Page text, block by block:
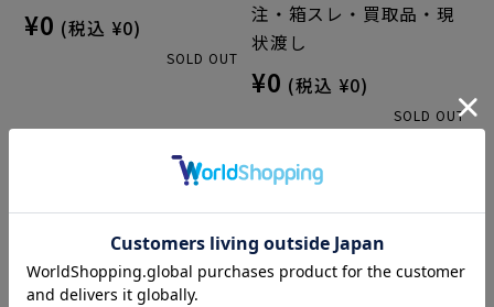
¥0 (税込 ¥0)
SOLD OUT
注・箱スレ・買取品・現
状渡し
¥0 (税込 ¥0)
SOLD OUT